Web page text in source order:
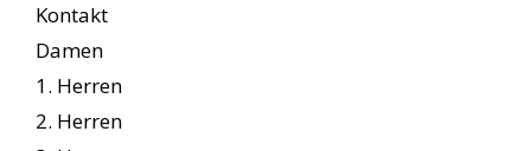
Kontakt
Damen
1. Herren
2. Herren